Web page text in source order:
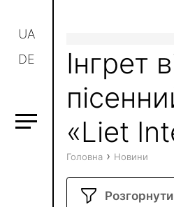
UA
DE
Інгрет
«Liet
Головна › Новини